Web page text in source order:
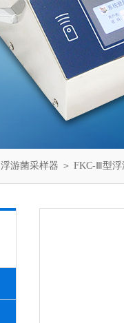
浮游菌采样器 ＞ FKC-Ⅲ型